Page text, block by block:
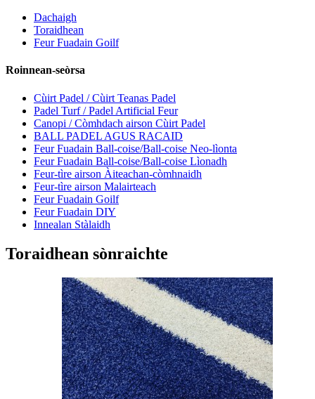
Dachaigh
Toraidhean
Feur Fuadain Goilf
Roinnean-seòrsa
Cùirt Padel / Cùirt Teanas Padel
Padel Turf / Padel Artificial Feur
Canopi / Còmhdach airson Cùirt Padel
BALL PADEL AGUS RACAID
Feur Fuadain Ball-coise/Ball-coise Neo-lìonta
Feur Fuadain Ball-coise/Ball-coise Lìonadh
Feur-tìre airson Àiteachan-còmhnaidh
Feur-tìre airson Malairteach
Feur Fuadain Goilf
Feur Fuadain DIY
Innealan Stàlaidh
Toraidhean sònraichte